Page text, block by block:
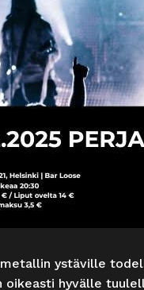
ystäville
hyvälle